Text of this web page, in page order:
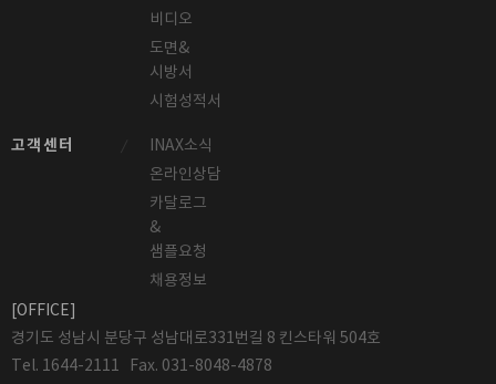
비디오
도면&
시방서
시험성적서
고객센터
INAX소식
온라인상담
카달로그
&
샘플요청
채용정보
[OFFICE]
경기도 성남시 분당구 성남대로331번길 8 킨스타워 504호
Tel. 1644-2111 Fax. 031-8048-4878